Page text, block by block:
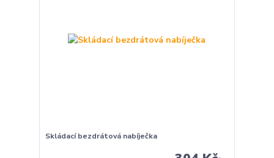
Skládací bezdrátová nabíječka